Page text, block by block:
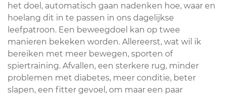
het doel, automatisch gaan nadenken hoe, waar en
hoelang dit in te passen in ons dagelijkse
leefpatroon. Een beweegdoel kan op twee
manieren bekeken worden. Allereerst, wat wil ik
bereiken met meer bewegen, sporten of
spiertraining. Afvallen, een sterkere rug, minder
problemen met diabetes, meer conditie, beter
slapen, een fitter gevoel, om maar een paar